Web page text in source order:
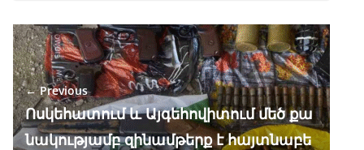
e
b
o
o
k
e
gr
a
m
at
s
A
p
p
k
e
dI
n
ar
e
← Previous
Ոսկեհատում և Այգեհովիտում մեծ քա
նակությամբ զինամթերք է հայտնաբե